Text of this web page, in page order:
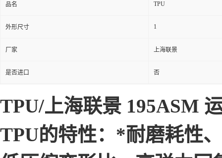
品名 TPU
外形尺寸 1
厂家 上海联景
是否进口 否
TPU/上海联景 195ASM
TPU的特性：*耐磨耗性